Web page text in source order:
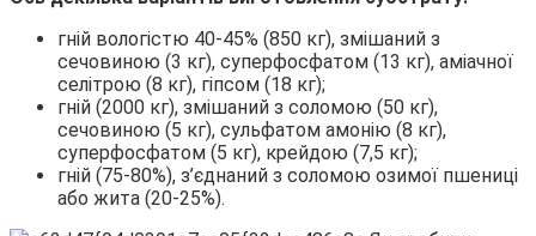
гній вологістю 40-45% (850 кг), змішаний з
сечовиною (3 кг), суперфосфатом (13 кг), аміачної
селітрою (8 кг), гіпсом (18 кг);
гній (2000 кг), змішаний з соломою (50 кг),
сечовиною (5 кг), сульфатом амонію (8 кг),
суперфосфатом (5 кг), крейдою (7,5 кг);
гній (75-80%), з’єднаний з соломою озимої пшениці
або жита (20-25%).